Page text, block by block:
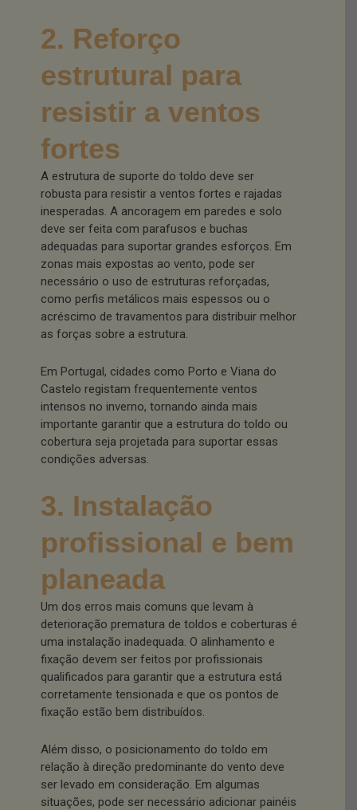
2. Reforço
estrutural para
resistir a ventos
fortes
A estrutura de suporte do toldo deve ser
robusta para resistir a ventos fortes e rajadas
inesperadas. A ancoragem em paredes e solo
deve ser feita com parafusos e buchas
adequadas para suportar grandes esforços. Em
zonas mais expostas ao vento, pode ser
necessário o uso de estruturas reforçadas,
como perfis metálicos mais espessos ou o
acréscimo de travamentos para distribuir melhor
as forças sobre a estrutura.
Em Portugal, cidades como Porto e Viana do
Castelo registam frequentemente ventos
intensos no inverno, tornando ainda mais
importante garantir que a estrutura do toldo ou
cobertura seja projetada para suportar essas
condições adversas.
3. Instalação
profissional e bem
planeada
Um dos erros mais comuns que levam à
deterioração prematura de toldos e coberturas é
uma instalação inadequada. O alinhamento e
fixação devem ser feitos por profissionais
qualificados para garantir que a estrutura está
corretamente tensionada e que os pontos de
fixação estão bem distribuídos.
Além disso, o posicionamento do toldo em
relação à direção predominante do vento deve
ser levado em consideração. Em algumas
situações, pode ser necessário adicionar painéis